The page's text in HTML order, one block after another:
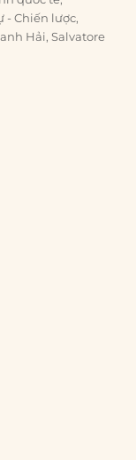
- Chiến lược,
Hải,Salvatore